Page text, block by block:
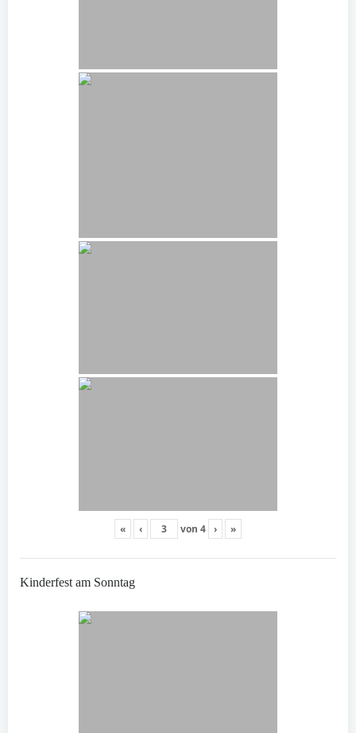
« ‹ von 4 › »
Kinderfest am Sonntag